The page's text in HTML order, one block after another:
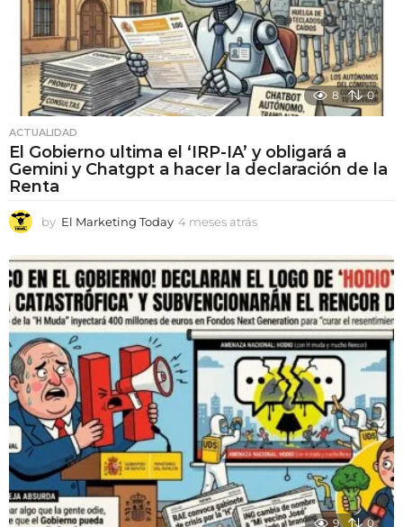
8 0
ACTUALIDAD
El Gobierno ultima el ‘IRP-IA’ y obligará a
Gemini y Chatgpt a hacer la declaración de la
Renta
by El Marketing Today 4 meses atrás
e
s
e
s
a
t
r
á
s
9 0